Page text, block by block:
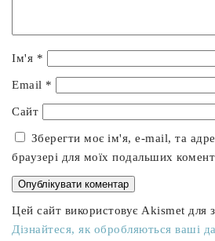
Ім'я *
Email *
Сайт
Зберегти моє ім'я, e-mail, та
браузері для моїх подальших
Цей сайт використовує Akismet для
Дізнайтеся, як обробляються ваші